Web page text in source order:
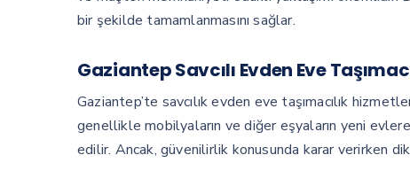
bir şekilde tamamlanmasını sağlar.
Gaziantep Savcılı Evden Eve
Gaziantep’te savcılık evden eve taşımacılık
genellikle mobilyaların ve diğer eşyaların yeni
edilir. Ancak, güvenilirlik konusunda karar verirken